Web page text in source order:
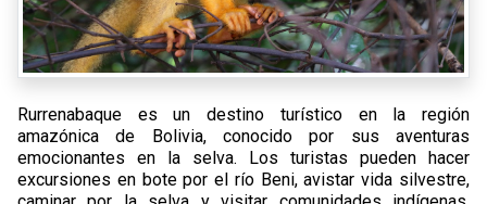
Rurrenabaque es un destino turístico en la región
amazónica de Bolivia, conocido por sus aventuras
emocionantes en la selva. Los turistas pueden hacer
excursiones en bote por el río Beni, avistar vida silvestre,